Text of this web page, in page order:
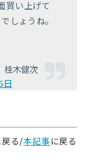
買い上げて
しょうね。
桂木健次
日
戻る/本記事 に戻る